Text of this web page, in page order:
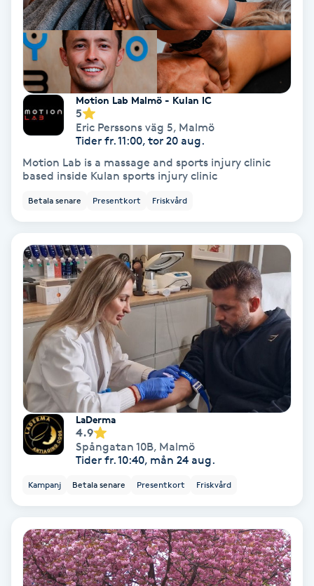
Regndroppsmassage
Reiki
Reikihealing
Reiki massage
Restorative Yoga
Rosacea
Rosenmetoden
Ryggmassage
Samtalsterapi
Senioryoga
Shiatsu
Singelfransar
Skalpmassage
Skinbooster
Motion Lab Malmö - Kulan IC
5
Eric Perssons väg 5, Malmö
Tider fr. 11:00, tor 20 aug.
Motion Lab is a massage and sports injury clinic
based inside Kulan sports injury clinic
Betala senare Presentkort Friskvård
LaDerma
4.9
Spångatan 10B, Malmö
Tider fr. 10:40, mån 24 aug.
Kampanj Betala senare Presentkort Friskvård